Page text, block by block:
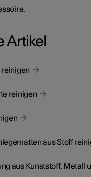
Artikel
reinigen
reinigen
aus Stoff